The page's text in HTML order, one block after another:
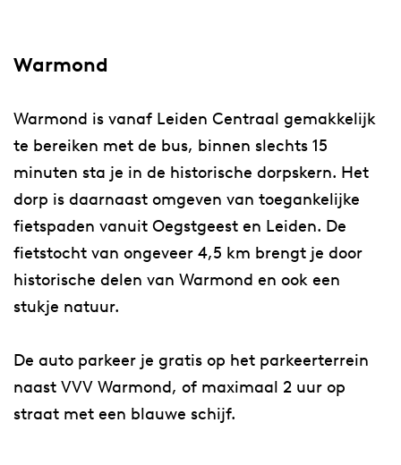
Warmond
Warmond is vanaf Leiden Centraal gemakkelijk
te bereiken met de bus, binnen slechts 15
minuten sta je in de historische dorpskern. Het
dorp is daarnaast omgeven van toegankelijke
fietspaden vanuit Oegstgeest en Leiden. De
fietstocht van ongeveer 4,5 km brengt je door
historische delen van Warmond en ook een
stukje natuur.
De auto parkeer je gratis op het parkeerterrein
naast VVV Warmond, of maximaal 2 uur op
straat met een blauwe schijf.